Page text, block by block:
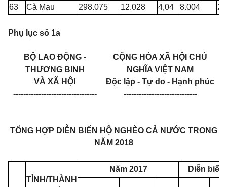
63
Cà Mau 298.075 12.028 4,04 8.004
Phụ lục số 1a
BỘ LAO ĐỘNG -
THƯƠNG BINH
VÀ XÃ HỘI
---------------------------------
CỘNG HÒA XÃ HỘI CHỦ
NGHĨA VIỆT NAM
Độc lập - Tự do - Hạnh phúc
-----------------------------
TỔNG HỢP DIỄN BIẾN HỘ NGHÈO CẢ NƯỚC TRONG
NĂM 2018
TỈNH/THÀNH
Năm 2017 Diễn